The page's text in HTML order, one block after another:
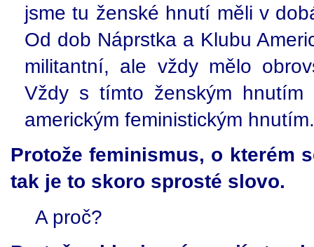
jsme tu ženské hnutí měli v
Od dob Náprstka a Klubu
militantní, ale vždy mělo
Vždy s tímto ženským hnutím
americkým feministickým
Protože feminismus, o kterém
tak je to skoro sprosté slovo.
A proč?